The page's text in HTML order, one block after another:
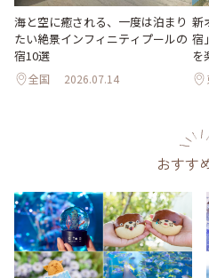
海と空に癒される、一度は泊まり
たい絶景インフィニティプールの
宿10選
全国 2026.07.14
新
宿
を
おすす